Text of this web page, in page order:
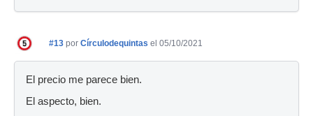
#13 por Círculodequintas el 05/10/2021
El precio me parece bien.
El aspecto, bien.